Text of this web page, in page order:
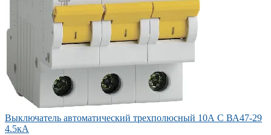
Выключатель автоматический трехполюсный 10А C ВА47-29
4.5кА